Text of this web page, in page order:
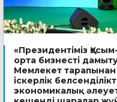
«Президентіміз
орта бизнесті
Мемлекет тарапынан
іскерлік
экономикалық